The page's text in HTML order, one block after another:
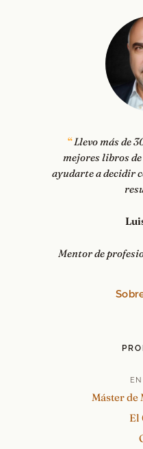
Llevo más de
mejores libros
ayudarte a decidir
Mentor de
Máster de
El